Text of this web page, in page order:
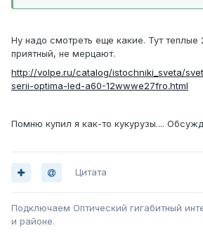
Ну надо смотреть еще какие. Тут теплые
приятный, не мерцают.
http://volpe.ru/catalog/istochniki_sveta/
serii-optima-led-a60-12wwwe27fro.html
Помню купил я как-то кукурузы....
Цитата
Подключаем Оптический гигабитный
и районе.